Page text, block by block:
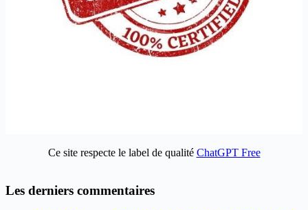
Ce site respecte le label de qualité ChatGPT Free
Les derniers commentaires